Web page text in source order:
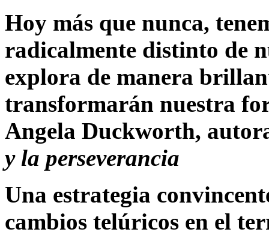
Hoy más que nunca,
radicalmente distinto de
explora de manera
transformarán nuestra
Angela Duckworth,
y la perseverancia
Una estrategia
cambios telúricos en el